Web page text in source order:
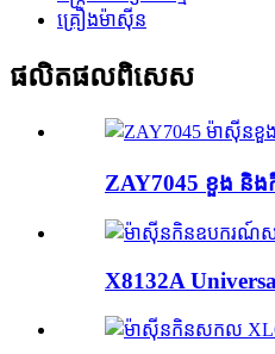
គ្រឿងម៉ាស៊ីន
ផលិតផលពិសេស
ZAY7045 ខួង និង
X8132A